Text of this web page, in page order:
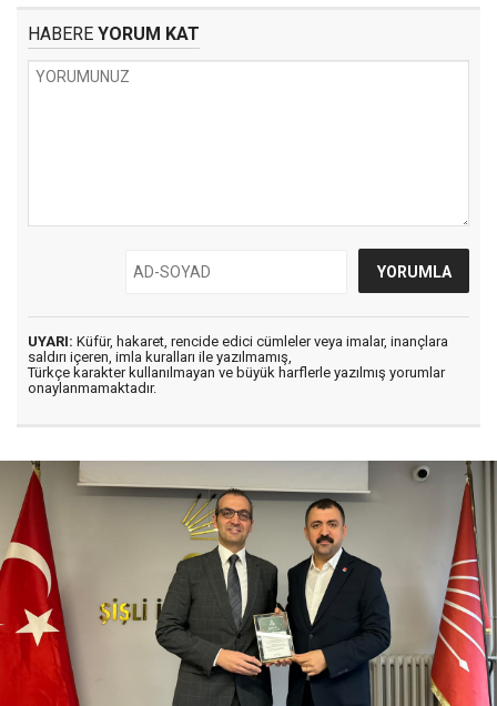
HABERE YORUM KAT
UYARI: Küfür, hakaret, rencide edici cümleler veya imalar, inançlara
saldırı içeren, imla kuralları ile yazılmamış,
Türkçe karakter kullanılmayan ve büyük harflerle yazılmış yorumlar
onaylanmamaktadır.